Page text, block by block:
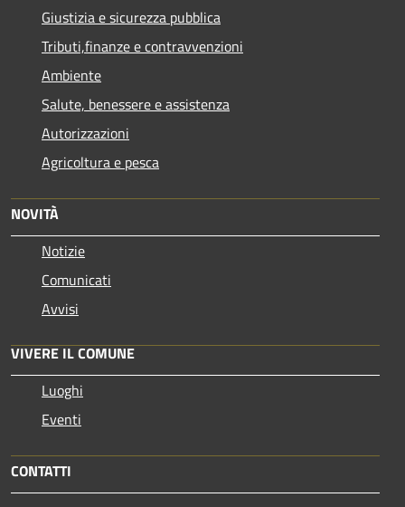
Giustizia e sicurezza pubblica
Tributi,finanze e contravvenzioni
Ambiente
Salute, benessere e assistenza
Autorizzazioni
Agricoltura e pesca
NOVITÀ
Notizie
Comunicati
Avvisi
VIVERE IL COMUNE
Luoghi
Eventi
CONTATTI